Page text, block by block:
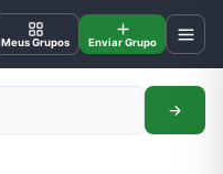
Meus Grupos Enviar Grupo